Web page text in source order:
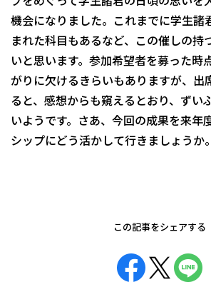
機会になりました。これまでに学生諸
まれた科目もあるなど、この催しの持
いと思います。参加希望者を募った時
がりに欠けるきらいもありますが、出
ると、感想からも窺えるとおり、ずい
いようです。さあ、今回の成果を来年
シップにどう活かして行きましょうか。
この記事をシェアする